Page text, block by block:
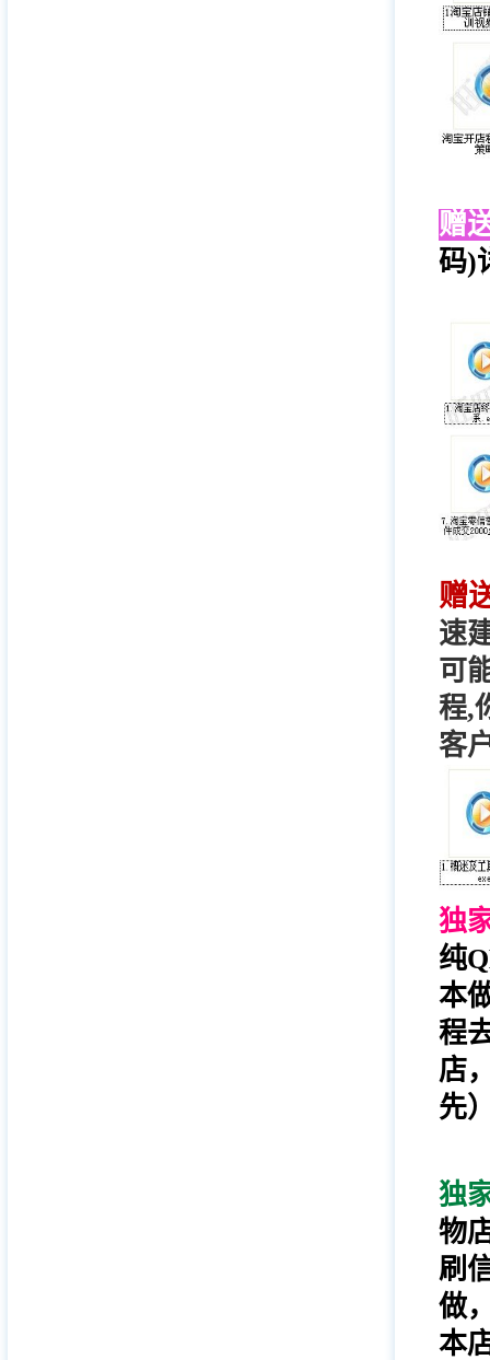
赠
码)
赠
速
可
程,
客
独
纯
本
程
店
先
独
物
刷
做
本